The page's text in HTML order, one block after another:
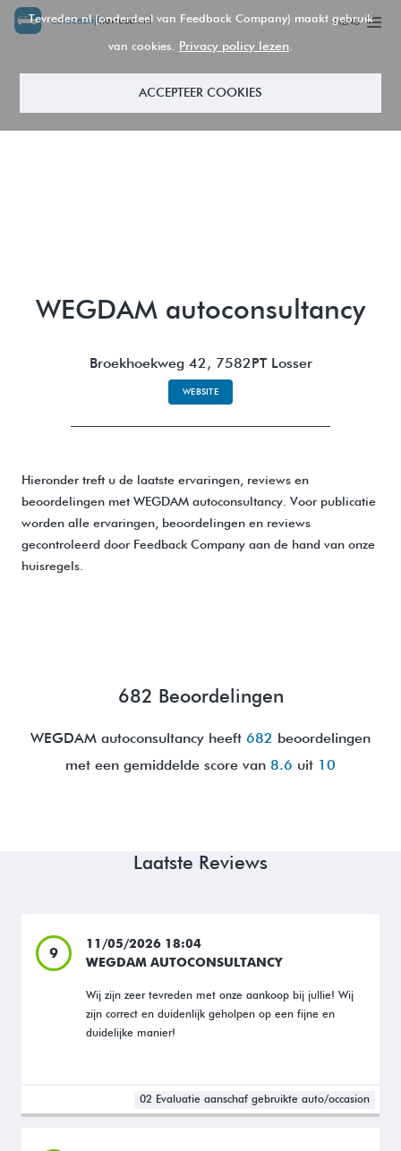
Tevreden.nl (onderdeel van Feedback Company) maakt gebruik
van cookies. Privacy policy lezen
ACCEPTEER COOKIES
MENU
WEGDAM autoconsultancy
Broekhoekweg 42, 7582PT Losser
WEBSITE
Hieronder treft u de laatste ervaringen, reviews en
beoordelingen met WEGDAM autoconsultancy. Voor publicatie
worden alle ervaringen, beoordelingen en reviews
gecontroleerd door Feedback Company aan de hand van onze
huisregels.
682 Beoordelingen
WEGDAM autoconsultancy heeft 682 beoordelingen
met een gemiddelde score van 8.6 uit 10
Laatste Reviews
9
11/05/2026 18:04
WEGDAM AUTOCONSULTANCY
Wij zijn zeer tevreden met onze aankoop bij jullie! Wij
zijn correct en duidenlijk geholpen op een fijne en
duidelijke manier!
02 Evaluatie aanschaf gebruikte auto/occasion